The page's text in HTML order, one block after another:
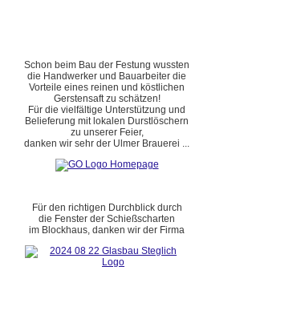
Schon beim Bau der Festung wussten
die Handwerker und Bauarbeiter die
Vorteile eines reinen und köstlichen
Gerstensaft zu schätzen!
Für die vielfältige Unterstützung und
Belieferung mit lokalen Durstlöschern
zu unserer Feier,
danken wir sehr der Ulmer Brauerei ...
Für den richtigen Durchblick durch
die Fenster der Schießscharten
im Blockhaus, danken wir der Firma